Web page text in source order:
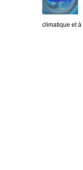
climatique et